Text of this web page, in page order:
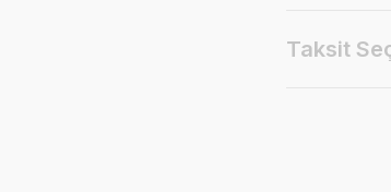
Taksit